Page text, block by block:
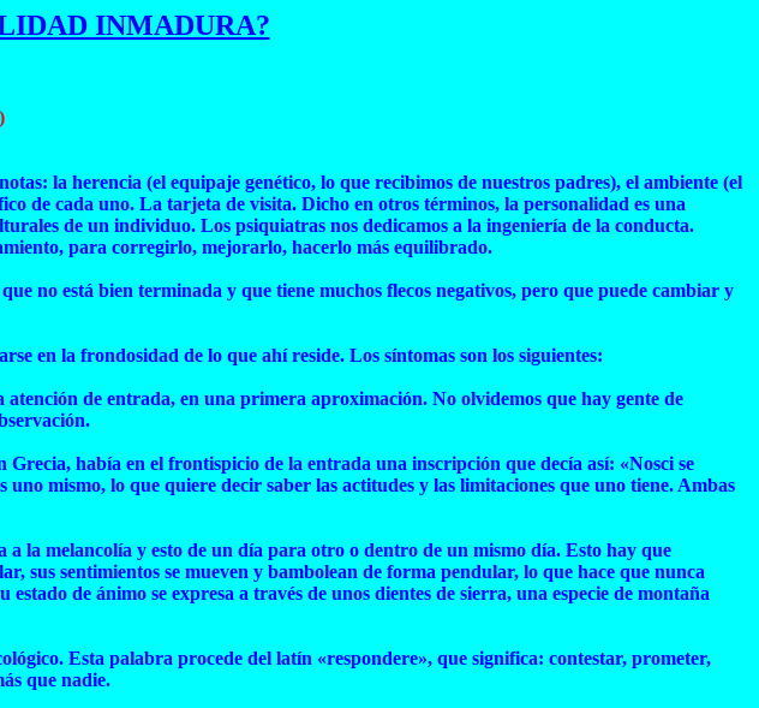
INMADURA?
la herencia (el equipaje genético, lo que recibimos de nuestros padres), el ambiente (el
de cada uno. La tarjeta de visita. Dicho en otros términos, la personalidad es una
de un individuo. Los psiquiatras nos dedicamos a la ingeniería de la conducta.
para corregirlo, mejorarlo, hacerlo más equilibrado.
no está bien terminada y que tiene muchos flecos negativos, pero que puede cambiar y
en la frondosidad de lo que ahí reside. Los síntomas son los siguientes:
atención de entrada, en una primera aproximación. No olvidemos que hay gente de
había en el frontispicio de la entrada una inscripción que decía así: «Nosci se
mismo, lo que quiere decir saber las actitudes y las limitaciones que uno tiene. Ambas
la melancolía y esto de un día para otro o dentro de un mismo día. Esto hay que
sus sentimientos se mueven y bambolean de forma pendular, lo que hace que nunca
de ánimo se expresa a través de unos dientes de sierra, una especie de montaña
Esta palabra procede del latín «respondere», que significa: contestar, prometer,
que nadie.